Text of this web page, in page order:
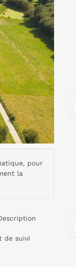
pour
la
de suivi